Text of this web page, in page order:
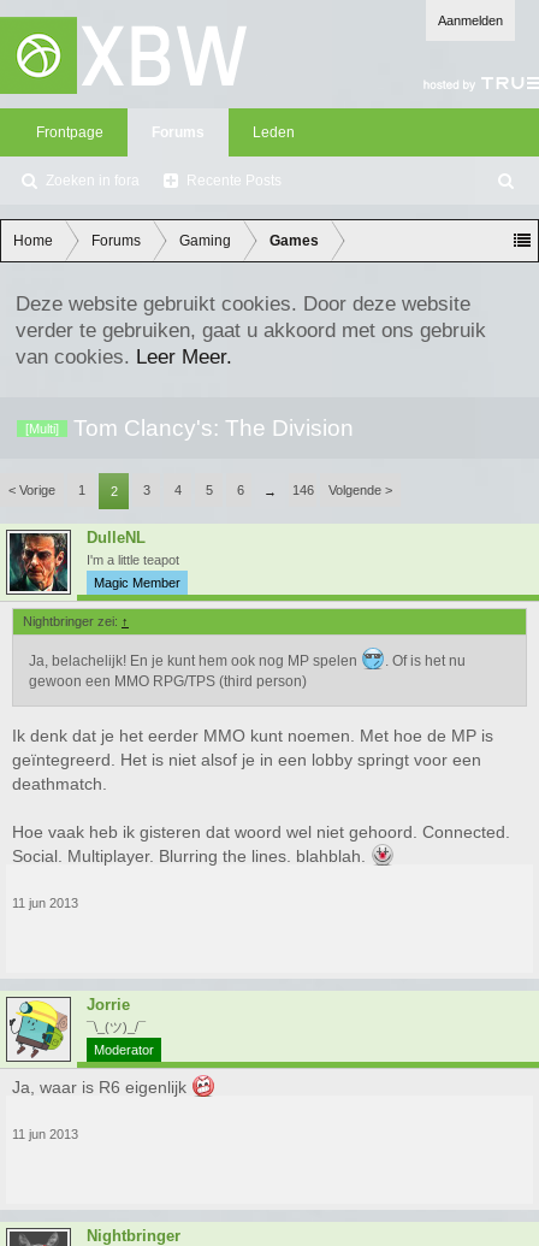
Aanmelden
Frontpage Forums
Zoeken in fora Recente Posts
Leden
oe
ke
n
Home Forums Gaming Games
Deze website gebruikt cookies. Door deze website
verder te gebruiken, gaat u akkoord met ons gebruik
van cookies. Leer Meer.
[Multi] Tom Clancy's: The Division
< Vorige 1 2 3 4 5 6 → 146 Volgende >
DulleNL
I'm a little teapot
Magic Member
Nightbringer zei: ↑
Ja, belachelijk! En je kunt hem ook nog MP spelen
. Of is het nu
gewoon een MMO RPG/TPS (third person)
Ik denk dat je het eerder MMO kunt noemen. Met hoe de MP is
geïntegreerd. Het is niet alsof je in een lobby springt voor een
deathmatch.
Hoe vaak heb ik gisteren dat woord wel niet gehoord. Connected.
Social. Multiplayer. Blurring the lines. blahblah.
11 jun 2013
Jorrie
¯\_(ツ)_/¯
Moderator
Ja, waar is R6 eigenlijk
11 jun 2013
Nightbringer